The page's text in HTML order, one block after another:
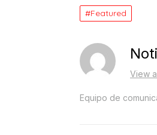
Featured
View
Equipo de